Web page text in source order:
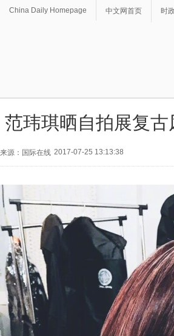
China Daily Homepage 中文网首页 时政
范玮琪晒自拍展复
来源：国际在线 2017-07-25 13:13:38